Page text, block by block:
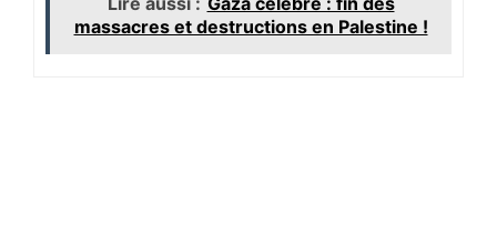
massacres et destructions en Palestine !